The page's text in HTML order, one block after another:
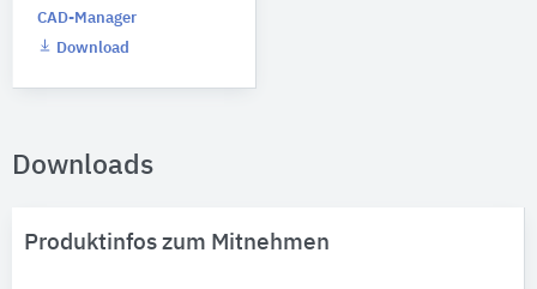
CAD-Manager
Download
Downloads
Produktinfos zum Mitnehmen